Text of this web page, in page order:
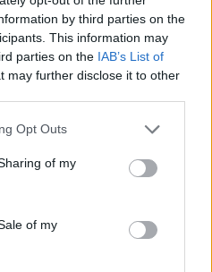
by third parties on the
This information may
parties on the IAB’s List of
may further disclose it to other
Opt Outs
of my
of my
XXI
10 Oktober 2024
9.302 Punkte für Erfolge: 850